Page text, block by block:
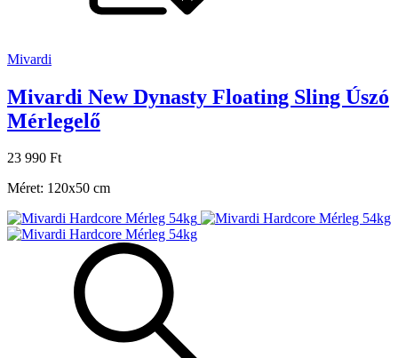
Mivardi
Mivardi New Dynasty Floating Sling Úszó
Mérlegelő
23 990 Ft
Méret: 120x50 cm